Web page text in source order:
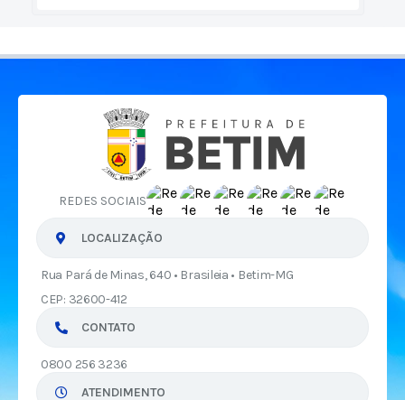
REDES SOCIAIS
LOCALIZAÇÃO
Rua Pará de Minas, 640 • Brasileia • Betim-MG
CEP: 32600-412
CONTATO
0800 256 3236
ATENDIMENTO